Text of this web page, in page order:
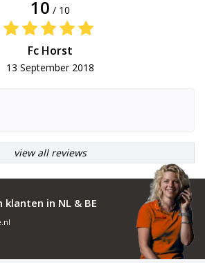
10 / 10
Fc Horst
13 September 2018
view all reviews
in NL & BE